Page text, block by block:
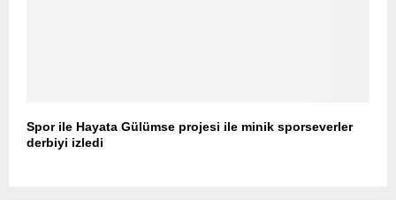
Spor ile Hayata Gülümse projesi ile minik sporseverler
derbiyi izledi